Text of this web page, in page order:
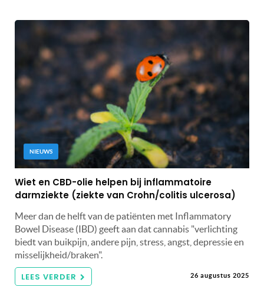
NIEUWS
Wiet en CBD-olie helpen bij inflammatoire
darmziekte (ziekte van Crohn/colitis ulcerosa)
Meer dan de helft van de patiënten met Inflammatory
Bowel Disease (IBD) geeft aan dat cannabis "verlichting
biedt van buikpijn, andere pijn, stress, angst, depressie en
misselijkheid/braken".
LEES VERDER 26 augustus 2025